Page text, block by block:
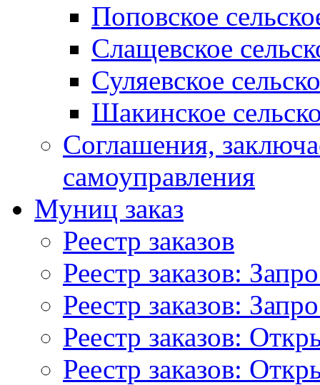
Поповское
Слащевское
Суляевское
Шакинское
Соглашения,
самоуправления
Муниц заказ
Реестр заказов
Реестр заказов:
Реестр заказов:
Реестр заказов:
Реестр заказов: